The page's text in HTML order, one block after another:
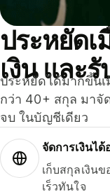
ประหยัด
เงิน และ
ประหยัดได้มากขึ้นเ
กว่า 40+ สกุล มาจั
จบ ในบัญชีเดียว
จัดการเงินไ
เก็บสกุลเงิน
เร็วทันใจ